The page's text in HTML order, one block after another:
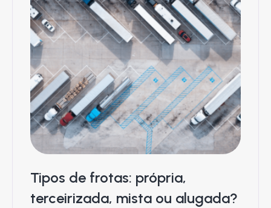
Tipos de frotas: própria,
terceirizada, mista ou alugada?